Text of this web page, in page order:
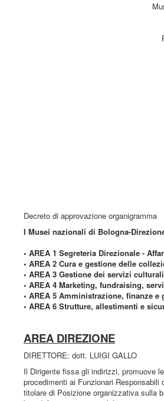
Decreto di approvazione organigramma
I Musei nazionali di Bologna-
• AREA 1 Segreteria Direzionale -
• AREA 2 Cura e gestione delle
• AREA 3 Gestione dei servizi
• AREA 4 Marketing, fundraising,
• AREA 5 Amministrazione, finanze
• AREA 6 Strutture, allestimenti e
AREA DIREZIONE
DIRETTORE: dott. LUIGI GALLO
Il Dirigente fissa gli indirizzi, promuove
procedimenti ai Funzionari
titolare di Posizione organizzativa sulla